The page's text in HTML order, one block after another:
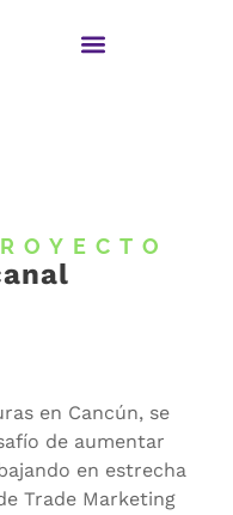
en Cancún, se
de aumentar
en estrecha
Trade Marketing